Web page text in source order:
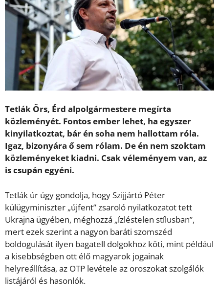
Tetlák Örs, Érd alpolgármestere megírta
közleményét. Fontos ember lehet, ha egyszer
kinyilatkoztat, bár én soha nem hallottam róla.
Igaz, bizonyára ő sem rólam. De én nem szoktam
közleményeket kiadni. Csak véleményem van, az
is csupán egyéni.
Tetlák úr úgy gondolja, hogy Szijjártó Péter
külügyminiszter „újfent” zsaroló nyilatkozatot tett
Ukrajna ügyében, méghozzá „ízléstelen stílusban”,
mert ezek szerint a nagyon baráti szomszéd
boldogulását ilyen bagatell dolgokhoz köti, mint például
a kisebbségben ott élő magyarok jogainak
helyreállítása, az OTP levétele az oroszokat szolgálók
listájáról és hasonlók.